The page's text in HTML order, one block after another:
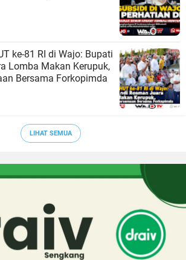
ke-81 RI di Wajo: Bupati
Lomba Makan Kerupuk,
Bersama Forkopimda
LIHAT SEMUA